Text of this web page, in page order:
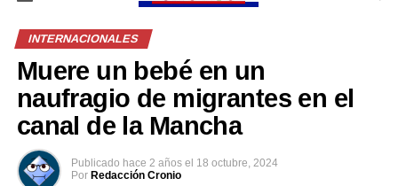
INTERNACIONALES
Muere un bebé en un
naufragio de migrantes en el
canal de la Mancha
Publicado hace 2 años el 18 octubre, 2024
Por Redacción Cronio